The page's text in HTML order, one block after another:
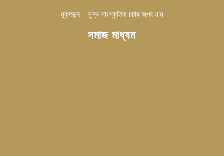
মুক্তছন্দ – সুস্থ সাংস্কৃতিক চর্চার অপর নাম
সমাজ মাধ্যম